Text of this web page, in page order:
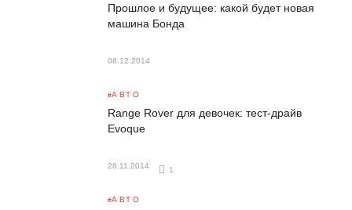
Прошлое и будущее: какой будет новая
машина Бонда
08.12.2014
АВТО
Range Rover для девочек: тест-драйв
Evoque
28.11.2014
1
АВТО